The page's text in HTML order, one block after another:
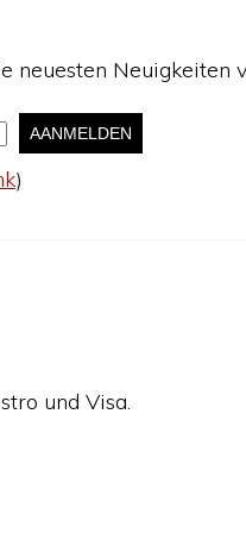
neuesten Neuigkeiten
)
und Visa.